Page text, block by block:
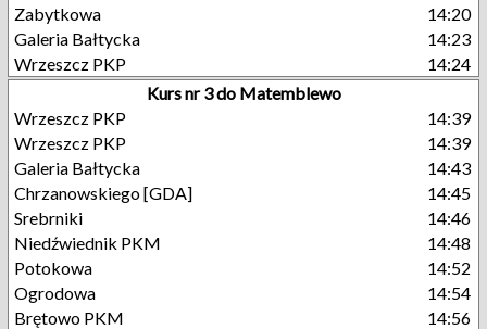
Zabytkowa
14:20
Galeria Bałtycka
14:23
Wrzeszcz PKP
14:24
Kurs nr 3 do Matemblewo
Wrzeszcz PKP
14:39
Wrzeszcz PKP
14:39
Galeria Bałtycka
14:43
Chrzanowskiego [GDA]
14:45
Srebrniki
14:46
Niedźwiednik PKM
14:48
Potokowa
14:52
Ogrodowa
14:54
Brętowo PKM
14:56